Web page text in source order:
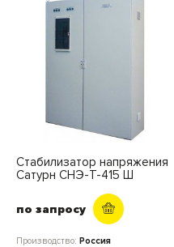
Стабилизатор напряжения
Сатурн СНЭ-Т-415 Ш
по запросу
Производство: Россия